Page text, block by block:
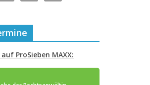
ProSieben MAXX: